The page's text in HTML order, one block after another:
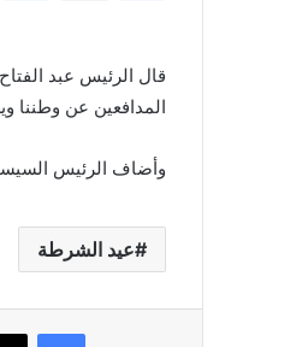
المدافعين عن وطننا
وأضاف الرئيس
عيد الشرطة